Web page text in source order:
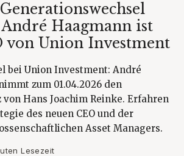
Haagmann ist
von Union Investment
bei Union Investment: André
zum 01.04.2026 den
Hans Joachim Reinke. Erfahren
des neuen CEO und der
Asset Managers.
Lesezeit